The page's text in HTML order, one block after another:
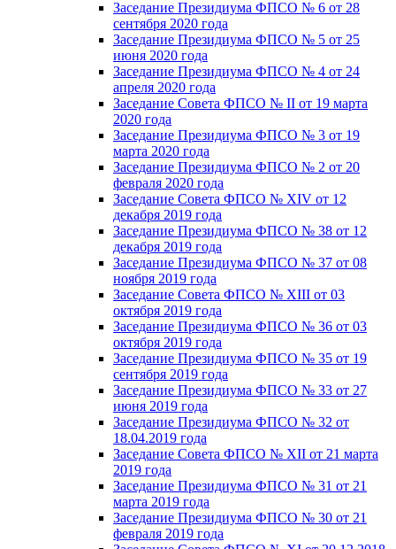
Заседание Президиума ФПСО № 6 от 28
сентября 2020 года
Заседание Президиума ФПСО № 5 от 25
июня 2020 года
Заседание Президиума ФПСО № 4 от 24
апреля 2020 года
Заседание Совета ФПСО № II от 19 марта
2020 года
Заседание Президиума ФПСО № 3 от 19
марта 2020 года
Заседание Президиума ФПСО № 2 от 20
февраля 2020 года
Заседание Совета ФПСО № XIV от 12
декабря 2019 года
Заседание Президиума ФПСО № 38 от 12
декабря 2019 года
Заседание Президиума ФПСО № 37 от 08
ноября 2019 года
Заседание Совета ФПСО № XIII от 03
октября 2019 года
Заседание Президиума ФПСО № 36 от 03
октября 2019 года
Заседание Президиума ФПСО № 35 от 19
сентября 2019 года
Заседание Президиума ФПСО № 33 от 27
июня 2019 года
Заседание Президиума ФПСО № 32 от
18.04.2019 года
Заседание Совета ФПСО № XII от 21 марта
2019 года
Заседание Президиума ФПСО № 31 от 21
марта 2019 года
Заседание Президиума ФПСО № 30 от 21
февраля 2019 года